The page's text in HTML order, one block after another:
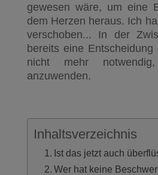
gewesen wäre, um eine
dem Herzen heraus. Ich
verschoben... In der
bereits eine
nicht mehr
anzuwenden.
Inhaltsverzeichnis
Ist das jetzt auch
Wer hat keine